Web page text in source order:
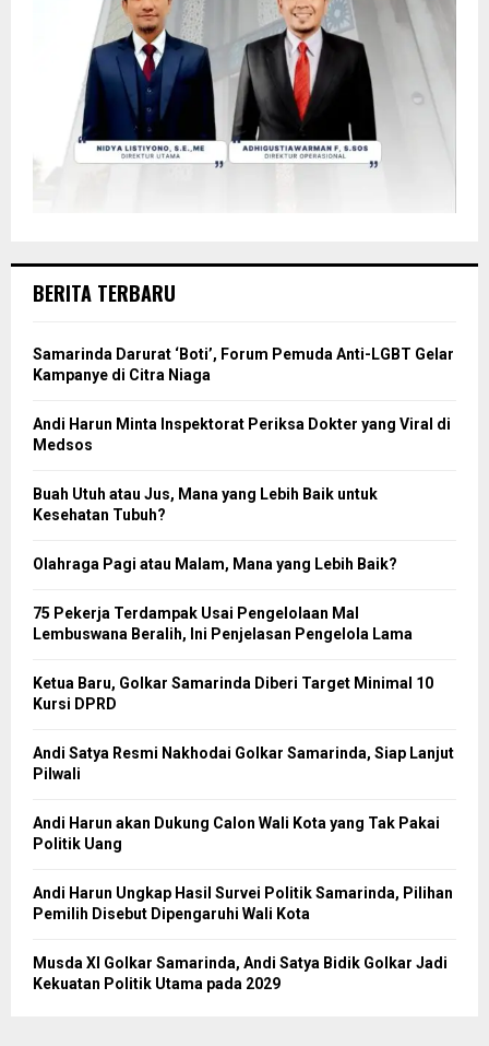
BERITA TERBARU
Samarinda Darurat ‘Boti’, Forum Pemuda Anti-LGBT Gelar
Kampanye di Citra Niaga
Andi Harun Minta Inspektorat Periksa Dokter yang Viral di
Medsos
Buah Utuh atau Jus, Mana yang Lebih Baik untuk
Kesehatan Tubuh?
Olahraga Pagi atau Malam, Mana yang Lebih Baik?
75 Pekerja Terdampak Usai Pengelolaan Mal
Lembuswana Beralih, Ini Penjelasan Pengelola Lama
Ketua Baru, Golkar Samarinda Diberi Target Minimal 10
Kursi DPRD
Andi Satya Resmi Nakhodai Golkar Samarinda, Siap Lanjut
Pilwali
Andi Harun akan Dukung Calon Wali Kota yang Tak Pakai
Politik Uang
Andi Harun Ungkap Hasil Survei Politik Samarinda, Pilihan
Pemilih Disebut Dipengaruhi Wali Kota
Musda XI Golkar Samarinda, Andi Satya Bidik Golkar Jadi
Kekuatan Politik Utama pada 2029